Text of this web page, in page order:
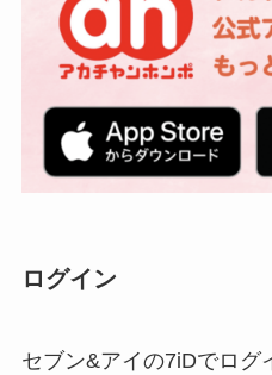
ログイン
セブン&アイの7iDでログ